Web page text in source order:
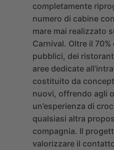
completamente
numero di cabine
mare mai realizzato
Carnival. Oltre il
pubblici, dei
aree dedicate
costituito da
nuovi, offrendo agli
un’esperienza di
qualsiasi altra
compagnia. Il
valorizzare il